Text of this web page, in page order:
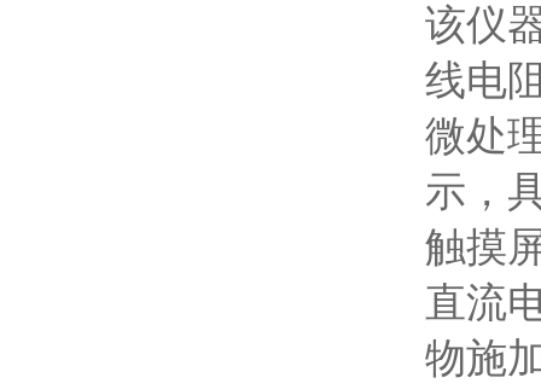
该仪
线电
微处
示，
触摸
直流
物施